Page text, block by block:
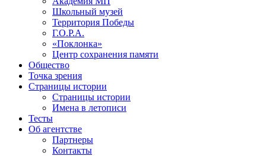
Школьный музей
Территория Победы
Г.О.Р.А.
«Поклонка»
Центр сохранения памяти
Общество
Точка зрения
Страницы истории
Страницы истории
Имена в летописи
Тесты
Об агентстве
Партнеры
Контакты